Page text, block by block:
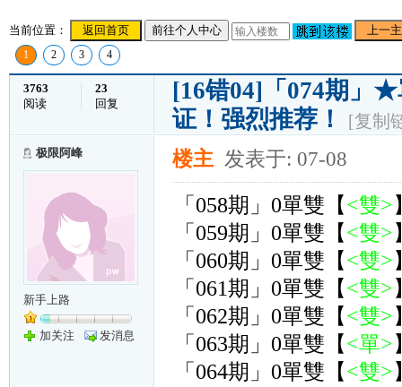
当前位置： 返回首页 前往个人中心 上一
1 2 3 4
3763
阅读
23
回复
[16错04]「074期」
证！强烈推荐！
[复制
极限阿峰
新手上路
加关注 发消息
楼主 发表于: 07-08
「058期」0單雙【<雙>
「059期」0單雙【<雙>
「060期」0單雙【<雙>
「061期」0單雙【<雙>
「062期」0單雙【<雙>
「063期」0單雙【<單>
「064期」0單雙【<雙>